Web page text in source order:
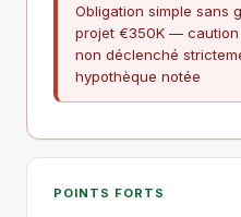
Obligation simple sans
projet €350K — caution
non déclenché
hypothèque notée
POINTS FORTS